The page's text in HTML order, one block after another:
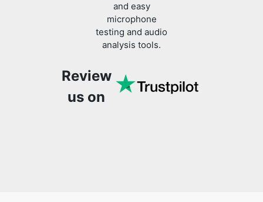
and easy
microphone
testing and audio
analysis tools.
Review
us on